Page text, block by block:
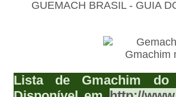
GUEMACH BRASIL - GUIA
Lista de Gmachim do